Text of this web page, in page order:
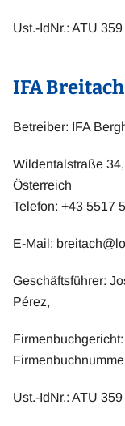
Ust.-IdNr.: ATU
IFA
Betreiber: IFA
Wildentalstraße
Österreich
Telefon: +43 5517
E-Mail:
Geschäftsführer:
Pérez,
Ust.-IdNr.: ATU